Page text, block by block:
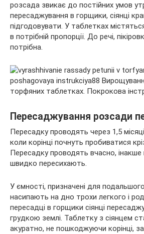
розсада звикає до постійних умов
пересаджування в горщики, сіянці
підгодовувати. У таблетках
в потрібній пропорції. До речі,
потрібна.
Пересаджування розсади
Пересадку проводять через 1,5
коли корінці почнуть пробиватися
Пересадку проводять вчасно, інакше
швидко пересихають.
У ємності, призначені для
насипають на дно трохи легкого і
пересадці в горщики сіянці
грудкою землі. Таблетку з сіянцем
акуратно, не пошкоджуючи корінці,